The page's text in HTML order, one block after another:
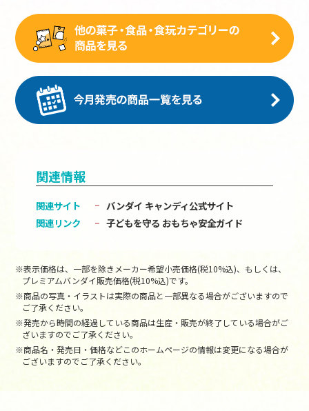
関連情報
関連サイト
バンダイ キャンディ公式サイト
関連リンク
子どもを守る おもちゃ安全ガイド
※表示価格は、一部を除きメーカー希望小売価格(税10%込)、もしくは、
プレミアムバンダイ販売価格(税10%込)です。
※商品の写真・イラストは実際の商品と一部異なる場合がございますので
ご了承ください。
※発売から時間の経過している商品は生産・販売が終了している場合がご
ざいますのでご了承ください。
※商品名・発売日・価格などこのホームページの情報は変更になる場合が
ございますのでご了承ください。